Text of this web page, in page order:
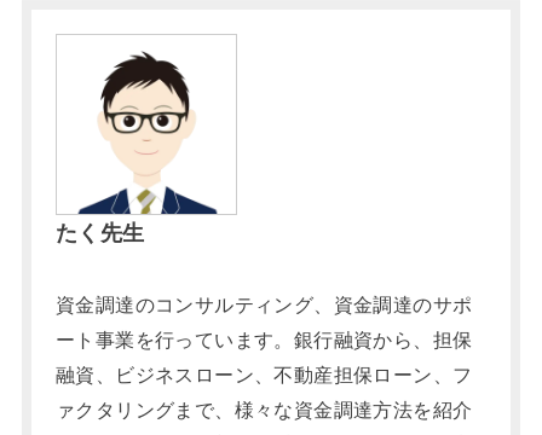
たく先生
資金調達のコンサルティング、資金調達のサポ
ート事業を行っています。銀行融資から、担保
融資、ビジネスローン、不動産担保ローン、フ
ァクタリングまで、様々な資金調達方法を紹介